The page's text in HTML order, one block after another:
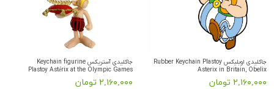
جاکلیدی اوبلیکس Rubber Keychain Plastoy
Asterix in Britain, Obelix
۲,۱۶۰,۰۰۰ تومان
جاکلیدی آستریکس Keychain figurine
Plastoy Astérix at the Olympic Games
۲,۱۶۰,۰۰۰ تومان